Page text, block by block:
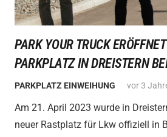
PARK YOUR TRUCK
PARKPLATZ IN DREISTERN
PARKPLATZ EINWEIHUNG vor 3
Am 21. April 2023 wurde in
neuer Rastplatz für Lkw offiziell in